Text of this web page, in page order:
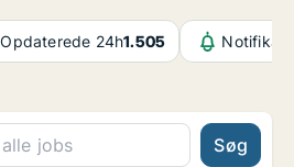
Opdaterede 24h1.505
Søg